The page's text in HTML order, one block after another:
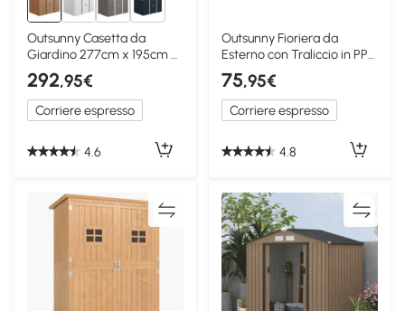
2+
Outsunny Casetta da
Giardino 277cm x 195cm x
192cm Giallo
292,95€
Corriere espresso
4.6
Outsunny Fioriera da
Esterno con Traliccio in PP
80x40x135cm
75,95€
Corriere espresso
4.8